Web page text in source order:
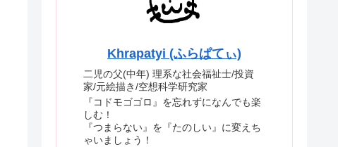
Khrapatyi (ふらぱてぃ)
二児の父(中年) 理系な社会福祉士/投資
家/元絵描き/空想科学研究家
『コドモゴゴロ』を忘れずになんでも楽
しむ！
『つまらない』を『たのしい』に変えち
ゃいましょう！